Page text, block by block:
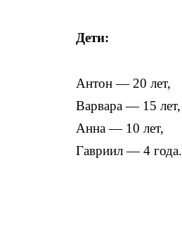
Дети:
Антон — 20 лет,
Варвара — 15 лет,
Анна — 10 лет,
Гавриил — 4 года.